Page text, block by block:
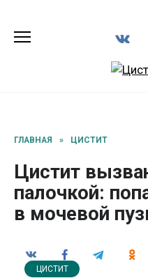
содержанию
ГЛАВНАЯ » ЦИСТИТ
Цистит
палочкой:
в мочевой
ЦИСТИТ